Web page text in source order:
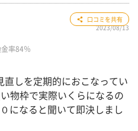
口コミを共有 3
2023/08/13
率84％
しを定期的におこなってい
物枠で実際いくらになるの
になると聞いて即決しまし